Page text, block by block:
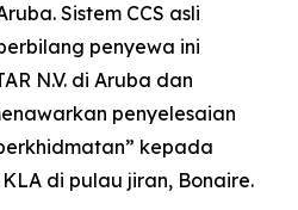
Sistem CCS asli
penyewa ini
N.V. di Aruba dan
penyelesaian
kepada
di pulau jiran, Bonaire.